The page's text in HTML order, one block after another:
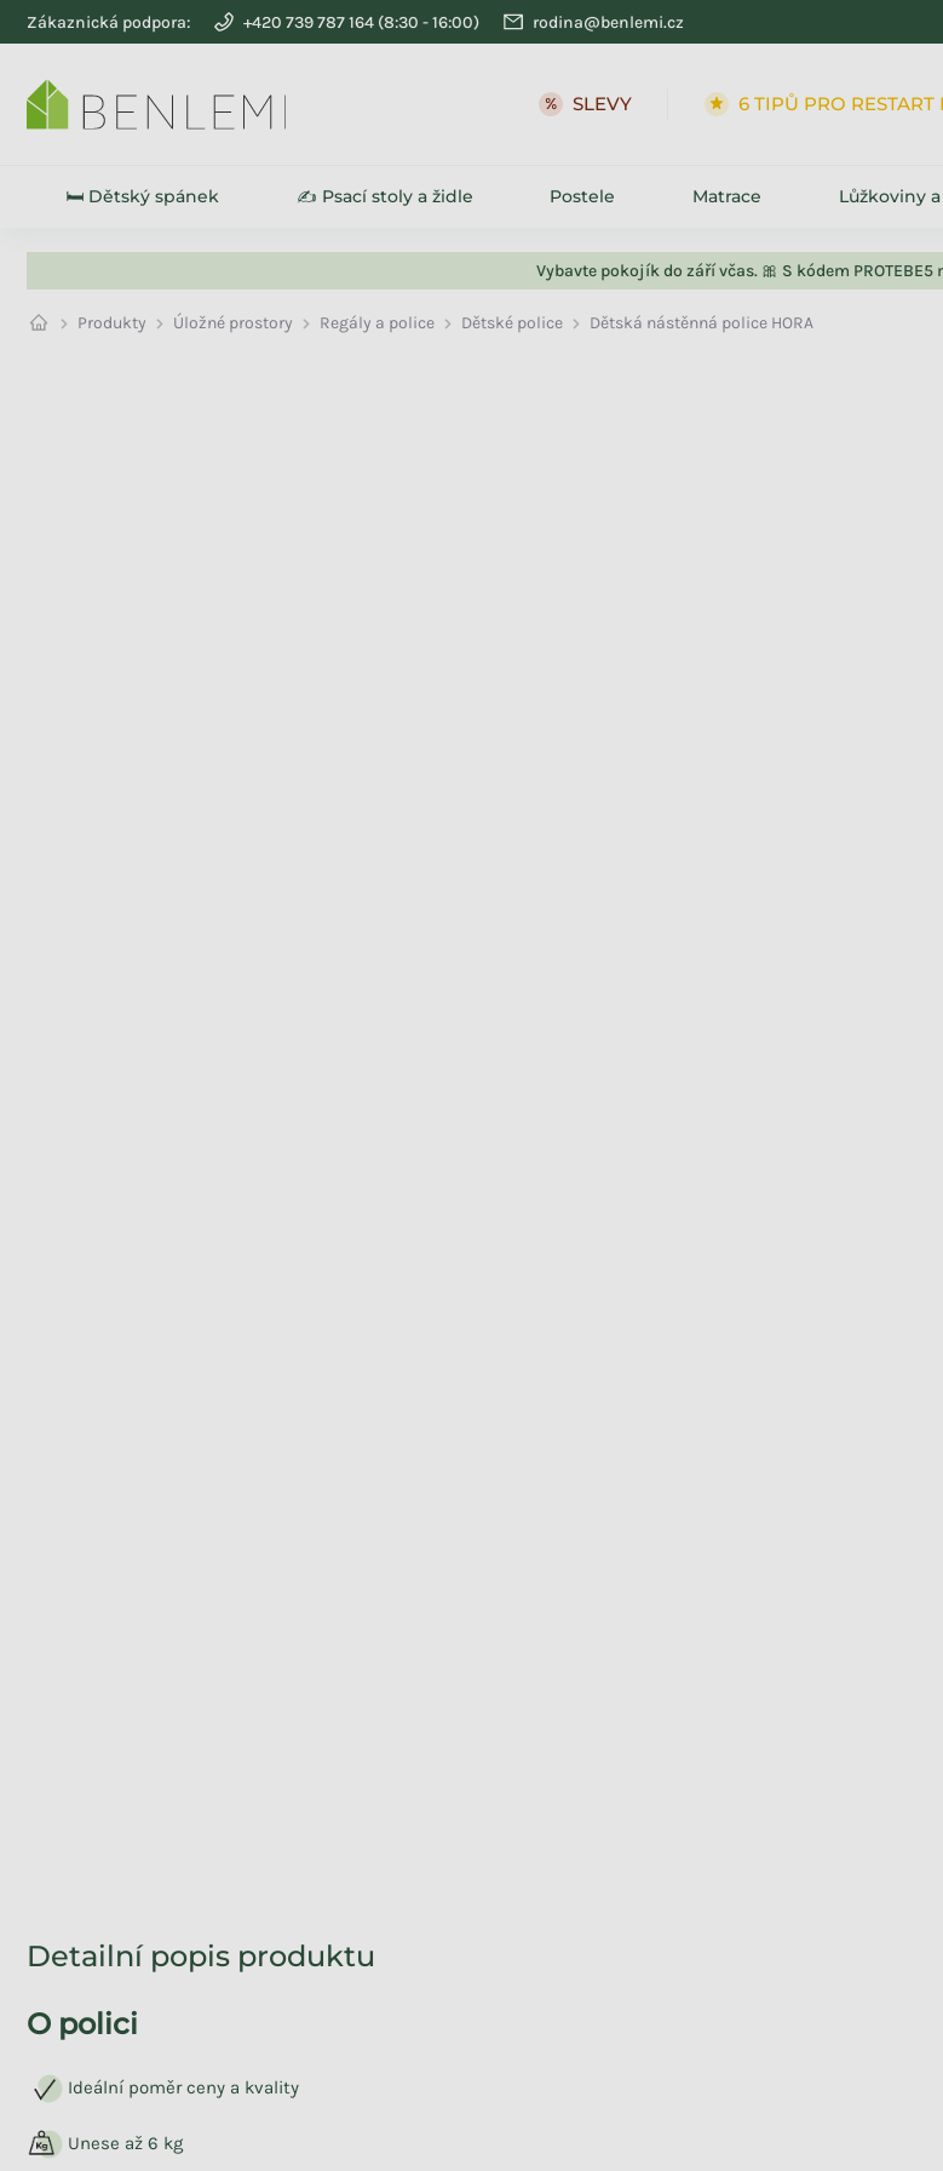
Přejít na obsah
Vybavte pokojík do září včas. 🎀 S kódem PROTEBE5
Zákaznická podpora: +420 739 787 164 rodina@benlemi.cz
SLEVY 6 TIPŮ PRO
🛏️ Dětský spánek ✍️ Psací stoly a židle Postele Matrace Lůžkoviny
Produkty Úložné prostory Regály a police Dětské police Dětská nástěnná police HORA
Detailní popis produktu
O polici
Ideální poměr ceny a kvality
Unese až 6 kg